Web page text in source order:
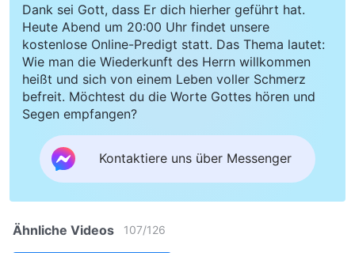
Dank sei Gott, dass Er dich hierher geführt hat.
Heute Abend um 20:00 Uhr findet unsere
kostenlose Online-Predigt statt. Das Thema lautet:
Wie man die Wiederkunft des Herrn willkommen
heißt und sich von einem Leben voller Schmerz
befreit. Möchtest du die Worte Gottes hören und
Segen empfangen?
Kontaktiere uns über Messenger
Ähnliche Videos 107/126